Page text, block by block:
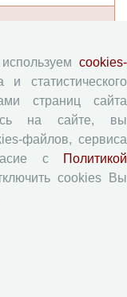
данных
cookies-
статистического
страниц сайта
на сайте, вы
файлов, сервиса
с
Политикой
cookies Вы